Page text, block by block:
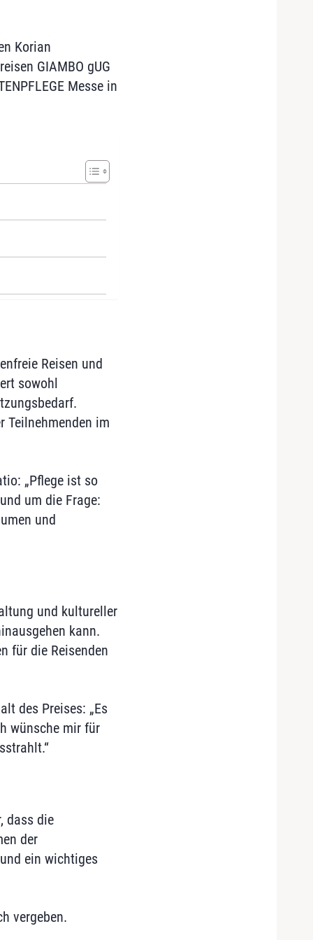
Korian
GIAMBO gUG
Messe in
Reisen und
sowohl
Teilnehmenden im
„Pflege ist so
um die Frage:
und
und kultureller
kann.
für die Reisenden
des Preises: „Es
wünsche mir für
dass die
der
ein wichtiges
vergeben.